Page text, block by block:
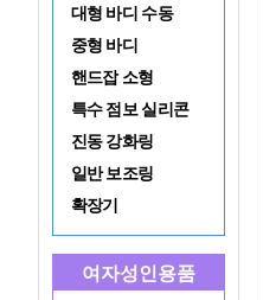
대형 바디 수동
중형 바디
핸드잡 소형
특수 점보 실리콘
진동 강화링
일반 보조링
확장기
여자성인용품